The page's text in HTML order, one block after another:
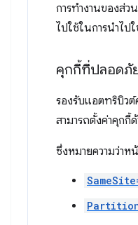
การทำงานของส่
ไปใช้ในการนำไป
คุกกี้ที่ปลอดภั
รองรับแอตทริบิว
สามารถตั้งค่าคุก
ซึ่งหมายความว่า